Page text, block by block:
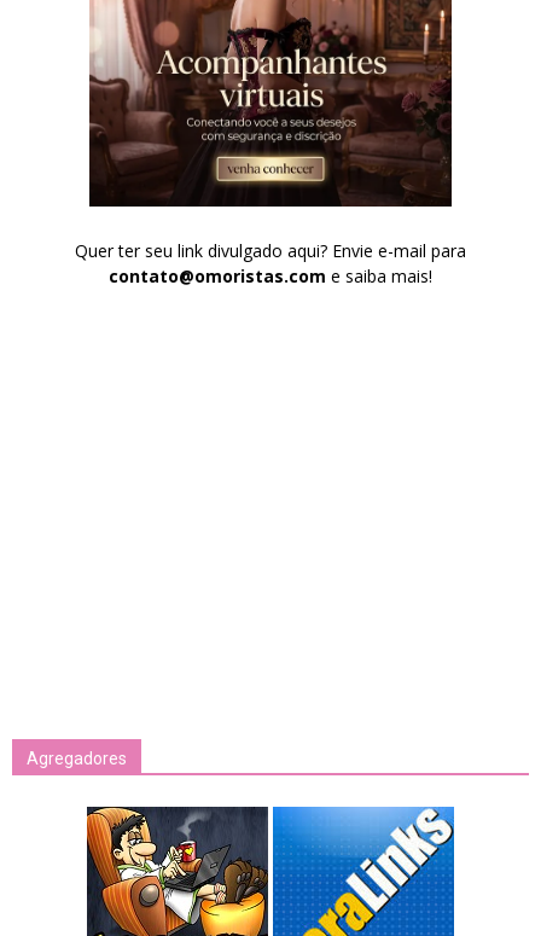
Quer ter seu link divulgado aqui? Envie e-mail para
contato@omoristas.com e saiba mais!
Agregadores